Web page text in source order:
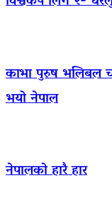
काभा पुरुष भलिबल
भयो नेपाल
नेपालको हारै हार